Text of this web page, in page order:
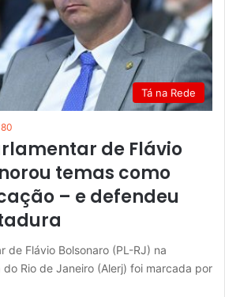
Tá na Rede
de Flávio
temas como
– e defendeu
de Flávio Bolsonaro (PL-RJ) na
do Rio de Janeiro (Alerj) foi marcada por